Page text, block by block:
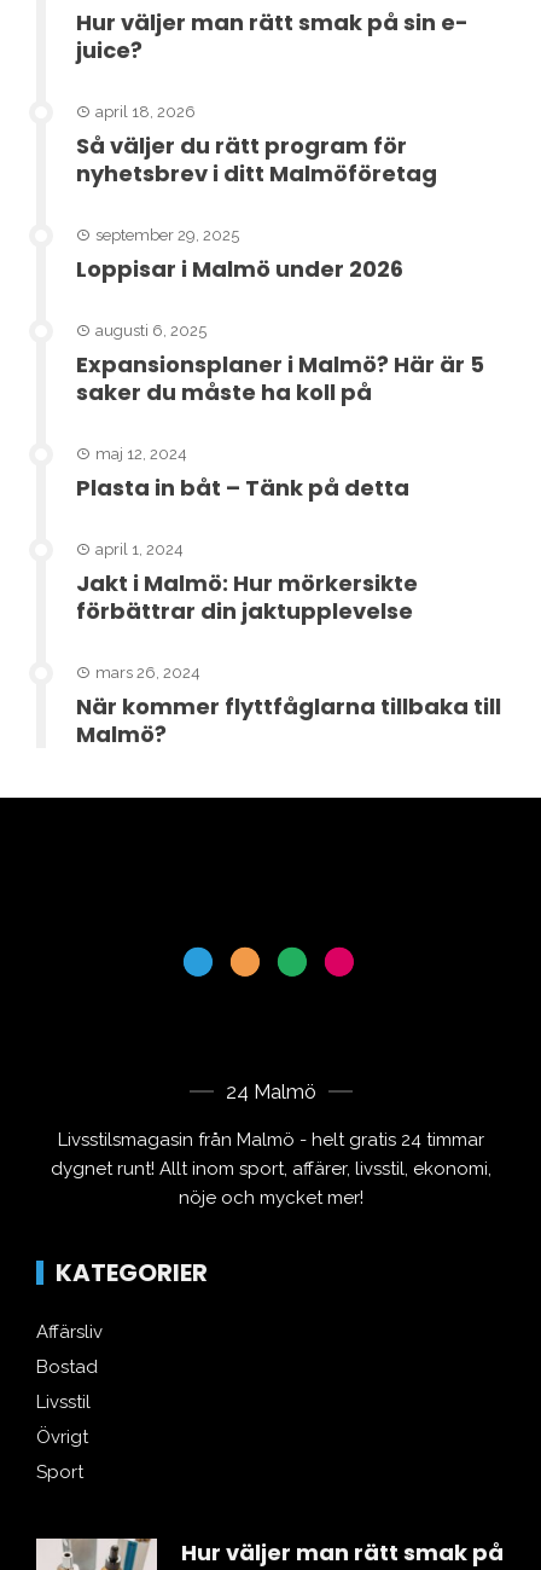
Hur väljer man rätt smak på sin e-
juice?
april 18, 2026
Så väljer du rätt program för
nyhetsbrev i ditt Malmöföretag
september 29, 2025
Loppisar i Malmö under 2026
augusti 6, 2025
Expansionsplaner i Malmö? Här är 5
saker du måste ha koll på
maj 12, 2024
Plasta in båt – Tänk på detta
april 1, 2024
Jakt i Malmö: Hur mörkersikte
förbättrar din jaktupplevelse
mars 26, 2024
När kommer flyttfåglarna tillbaka till
Malmö?
24 Malmö
Livsstilsmagasin från Malmö - helt gratis 24 timmar
dygnet runt! Allt inom sport, affärer, livsstil, ekonomi,
nöje och mycket mer!
KATEGORIER
Affärsliv
Bostad
Livsstil
Övrigt
Sport
Hur väljer man rätt smak på